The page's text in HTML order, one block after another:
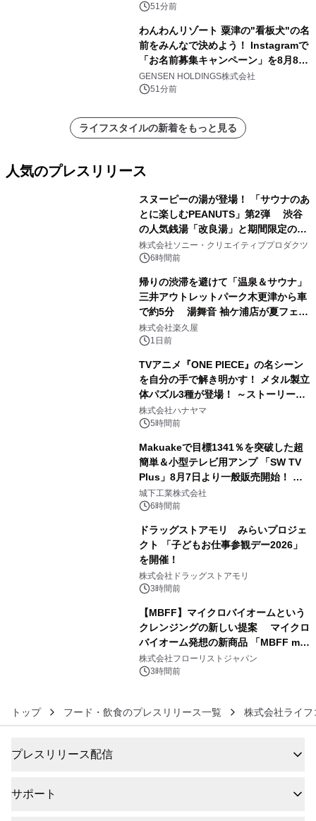
51分前
わんわんリゾート 粟津の"看板犬"の名
前をみんなで決めよう！ Instagramで
「お名前募集キャンペーン」を8月8日
(土)より開催
GENSEN HOLDINGS株式会社
51分前
ライフスタイルの新着をもっと見る
人気のプレスリリース
スヌーピーの湯が登場！ 「サウナのあ
とに楽しむPEANUTS」第2弾 渋谷
の人気銭湯「改良湯」と期間限定のコ
ラボレーション サウナイキタイコラ
ボグッズも発売決定！
株式会社ソニー・クリエイティブプロダクツ
6時間前
帰りの渋滞を避けて「温泉＆サウナ」
三井アウトレットパーク木更津から車
で約5分 湯舞音 袖ケ浦店が夏フェア
メニューを提供
株式会社楽久屋
1日前
TVアニメ『ONE PIECE』の名シーン
を自分の手で解き明かす！ メタル製立
体パズル3種が登場！ ～ストーリーと
ギミックが融合した 大人の体験型パズ
ルが8月7日(金)12時より先行予約受付
株式会社ハナヤマ
5時間前
Makuakeで目標1341％を突破した超
簡単＆小型テレビ用アンプ 「SW TV
Plus」8月7日より一般販売開始！ ケ
ーブル1本つなぐだけ、テレビの音が
ぐっと豊かに
城下工業株式会社
6時間前
ドラッグストアモリ みらいプロジェ
クト 「子どもお仕事参観デー2026」
を開催！
株式会社ドラッグストアモリ
3時間前
【MBFF】マイクロバイオームという
クレンジングの新しい提案 マイクロ
バイオーム発想の新商品 「MBFF mb
クレンジングPRO」を2026年8月6日
発売
株式会社フローリストジャパン
3時間前
トップ フード・飲食のプレスリリース一覧 株式会社ライ
プレスリリース配信
サポート